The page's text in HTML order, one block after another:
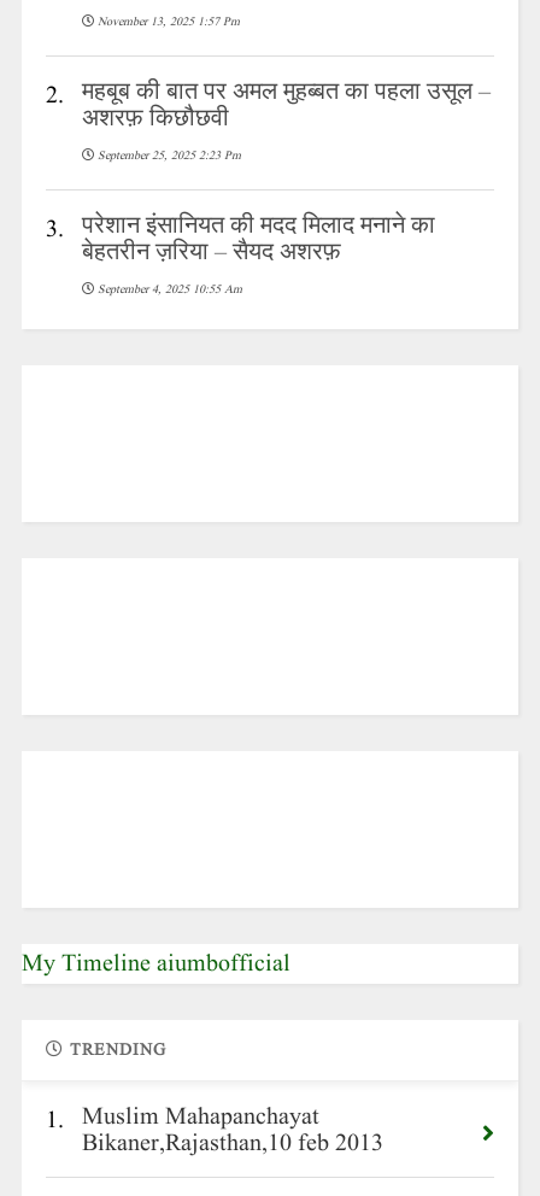
November 13, 2025 1:57 Pm
2. महबूब की बात पर अमल मुहब्बत का पहला उसूल –
अशरफ़ किछौछवी
September 25, 2025 2:23 Pm
3. परेशान इंसानियत की मदद मिलाद मनाने का
बेहतरीन ज़रिया – सैयद अशरफ़
September 4, 2025 10:55 Am
My Timeline aiumbofficial
TRENDING
1. Muslim Mahapanchayat
Bikaner,Rajasthan,10 feb 2013